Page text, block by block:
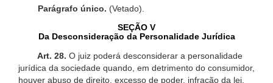
Parágrafo único. (Vetado).
SEÇÃO V
Da Desconsideração da Personalidade Jurídica
Art. 28. O juiz poderá desconsiderar a personalidade
jurídica da sociedade quando, em detrimento do consumidor,
houver abuso de direito, excesso de poder, infração da lei,